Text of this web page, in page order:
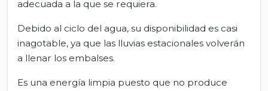
adecuada a la que se requiera.
Debido al ciclo del agua, su disponibilidad es casi
inagotable, ya que las lluvias estacionales volverán
a llenar los embalses.
Es una energía limpia puesto que no produce